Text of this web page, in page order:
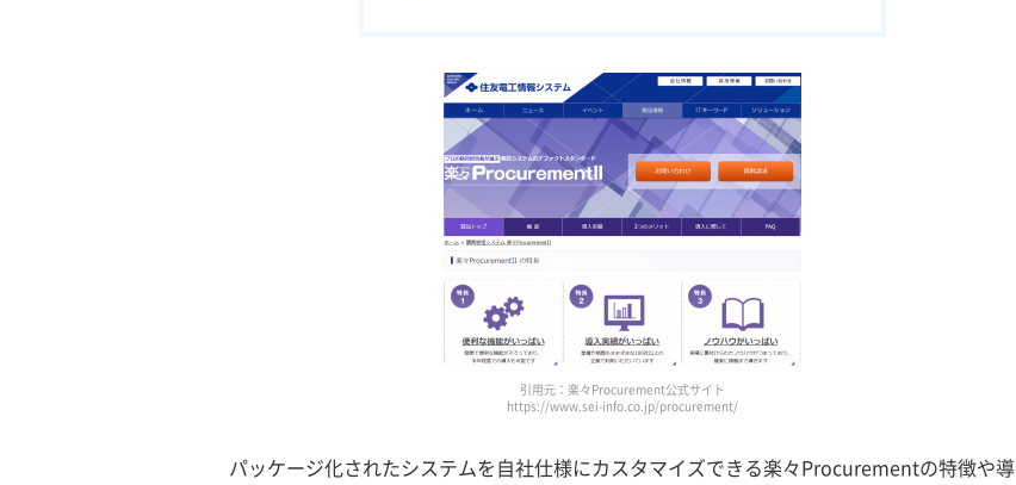
引用元：楽々Procurement公式サイト
https://www.sei-info.co.jp/procurement/
パッケージ化されたシステムを自社仕様にカスタマイズできる楽々Procurementの特徴や導